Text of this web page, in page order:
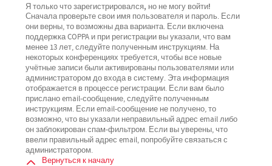
Я только что зарегистрировался, но не могу войти!
Сначала проверьте свои имя пользователя и пароль. Если
они верны, то возможны два варианта. Если включена
поддержка COPPA и при регистрации вы указали, что вам
менее 13 лет, следуйте полученным инструкциям. На
некоторых конференциях требуется, чтобы все новые
учётные записи были активированы пользователями или
администратором до входа в систему. Эта информация
отображается в процессе регистрации. Если вам было
прислано email-сообщение, следуйте полученным
инструкциям. Если email-сообщение не получено, то
возможно, что вы указали неправильный адрес email либо
он заблокирован спам-фильтром. Если вы уверены, что
ввели правильный адрес email, попробуйте связаться с
администратором.
Вернуться к началу